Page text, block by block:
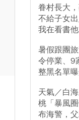
眷村長大
不給子女
我在看書
暑假跟團
令停業、9
整黑名單
天氣／白
桃「暴風
布海警，